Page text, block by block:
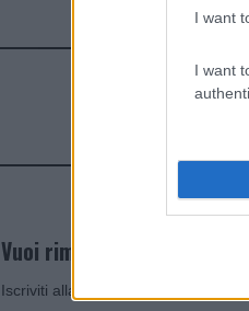
I want
I want
Vuoi rimanere sempre
Iscriviti alla newsletter di Gallura